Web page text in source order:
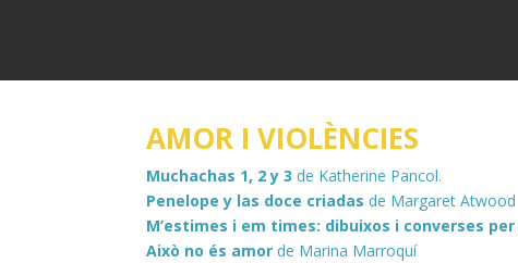
AMOR I VIOLÈNCIES
Muchachas 1, 2 y 3 de Katherine Pancol.
Penelope y las doce criadas de Margaret Atwood
M’estimes i em times: dibuixos i converses
Això no és amor de Marina Marroquí